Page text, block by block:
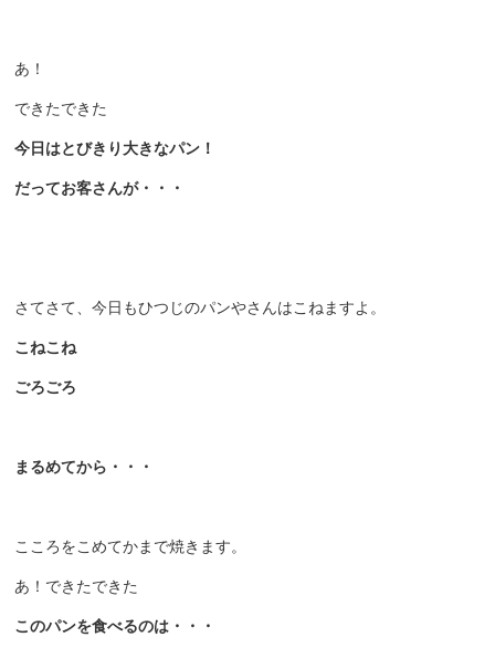
あ！
できたできた
今日はとびきり大きなパン！
だってお客さんが・・・
さてさて、今日もひつじのパンやさんはこねますよ。
こねこね
ごろごろ
まるめてから・・・
こころをこめてかまで焼きます。
あ！できたできた
このパンを食べるのは・・・